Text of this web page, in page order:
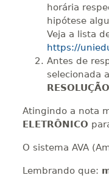
horária
hipótese
Veja a lista
https://
Antes de
selecionada
Atingindo a nota
ELETRÔNICO
O sistema AVA
Lembrando que: